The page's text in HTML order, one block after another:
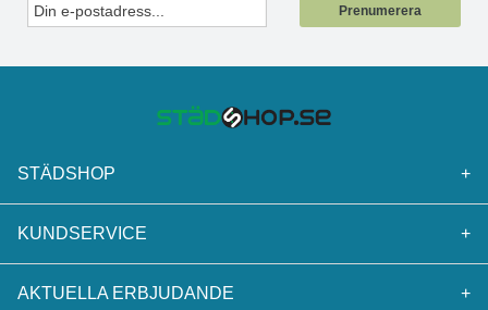
Prenumerera
STÄDSHOP +
KUNDSERVICE +
AKTUELLA ERBJUDANDE +